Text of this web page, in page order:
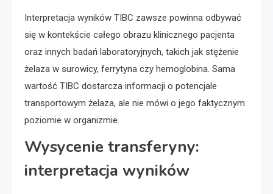
Interpretacja wyników TIBC zawsze powinna odbywać
się w kontekście całego obrazu klinicznego pacjenta
oraz innych badań laboratoryjnych, takich jak stężenie
żelaza w surowicy, ferrytyna czy hemoglobina. Sama
wartość TIBC dostarcza informacji o potencjale
transportowym żelaza, ale nie mówi o jego faktycznym
poziomie w organizmie.
Wysycenie transferyny:
interpretacja wyników